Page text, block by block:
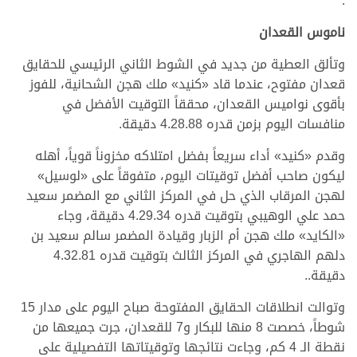
ناموس القعدان
وتألق العطية من جديد في الشوط الثاني الرئيسي للحقايق
قعدان مفتوح، عندما قاد «كنيد» ملك هجن الشحانية، للفوز
بأقوى نواميس القعدان، محققاً التوقيت الأفضل في
منافسات اليوم بزمن قدره 4.28.88 دقيقة.
وقدم «كنيد» أداء سريعاً بفضل امتلاكه مخزوناً قوياً، أهله
ليكون صاحب أفضل توقيتات اليوم، متفوقاً على «لوسيل»
لهجن المرقاب الذي حل في المركز الثاني مع المضمر سعيد
حمد علي الوهيبي بتوقيت قدره 4.29.34 دقيقة، وجاء
«الكايد» ملك هجن أم الزبار وقيادة المضمر سالم سعيد بن
دلهم الهاجري في المركز الثالث بتوقيت قدره 4.32.81
دقيقة..
وتوالت انطلاقات الحقايق المفتوحة صباح اليوم على مدار 15
شوطاً، خصصت 8 منها للبكار و7 للقعدان، جرت جميعها من
نقطة الـ 4 كم، وجاءت نتائجها وتوقيتاتها التفصيلية على